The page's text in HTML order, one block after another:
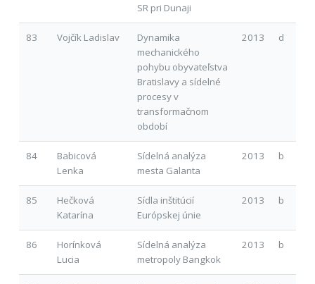
SR pri Dunaji
83 Vojčík Ladislav
Dynamika
mechanického
pohybu obyvateľstva
Bratislavy a sídelné
procesy v
transformačnom
období
2013 d
84
Babicová
Lenka
Sídelná analýza
mesta Galanta
2013 b
85
Hečková
Katarína
Sídla inštitúcií
Európskej únie
2013 b
86
Horínková
Lucia
Sídelná analýza
metropoly Bangkok
2013 b